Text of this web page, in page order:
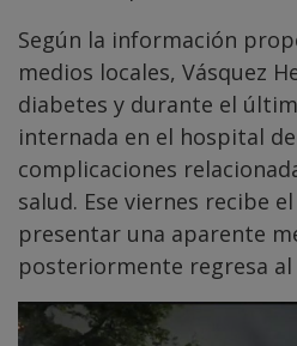
Según la información
medios locales, Vásquez
diabetes y durante el
internada en el hospital
complicaciones
salud. Ese viernes recibe
presentar una aparente
posteriormente regresa